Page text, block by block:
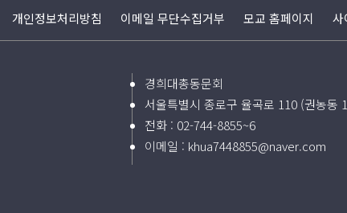
개인정보처리방침 이메일 무단수집거부 모교 홈페이지 사
경희대총동문회
서울특별시 종로구 율곡로 110 (권농동
전화 : 02-744-8855~6
이메일 : khua7448855@naver.com